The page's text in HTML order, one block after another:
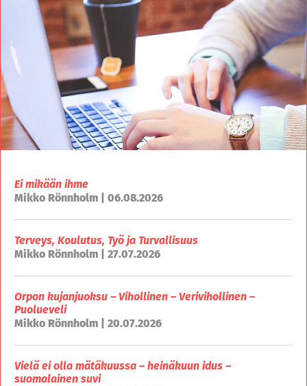
Ei mikään ihme
Mikko Rönnholm | 06.08.2026
Terveys, Koulutus, Työ ja Turvallisuus
Mikko Rönnholm | 27.07.2026
Orpon kujanjuoksu – Vihollinen – Verivihollinen –
Puolueveli
Mikko Rönnholm | 20.07.2026
Vielä ei olla mätäkuussa – heinäkuun idus –
suomalainen suvi